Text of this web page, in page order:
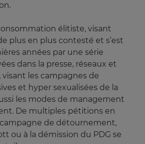
élitiste, visant
plus en plus contesté et s’est
années par une série
dans la presse, réseaux et
visant les campagnes de
et hyper sexualisées de la
les modes de management
De multiples pétitions en
campagne de détournement,
ou à la démission du PDG se